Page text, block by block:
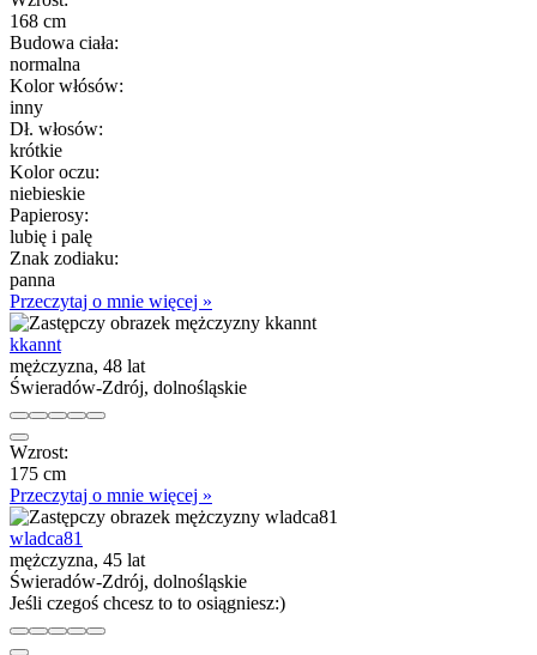
168 cm
Budowa ciała:
normalna
Kolor włósów:
inny
Dł. włosów:
krótkie
Kolor oczu:
niebieskie
Papierosy:
lubię i palę
Znak zodiaku:
panna
Przeczytaj o mnie więcej »
kkannt
mężczyzna, 48 lat
Świeradów-Zdrój, dolnośląskie
Wzrost:
175 cm
Przeczytaj o mnie więcej »
wladca81
mężczyzna, 45 lat
Świeradów-Zdrój, dolnośląskie
Jeśli czegoś chcesz to to osiągniesz:)